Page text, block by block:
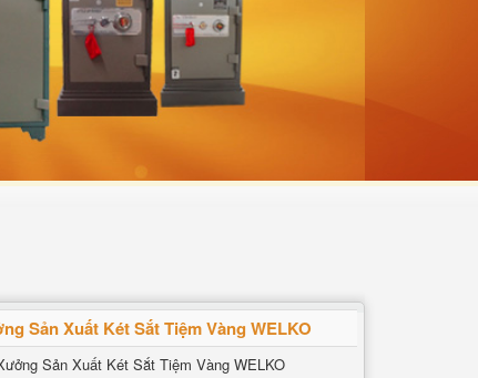
Sản Xuất Két Sắt Tiệm Vàng WELKO
Sản Xuất Két Sắt Tiệm Vàng WELKO